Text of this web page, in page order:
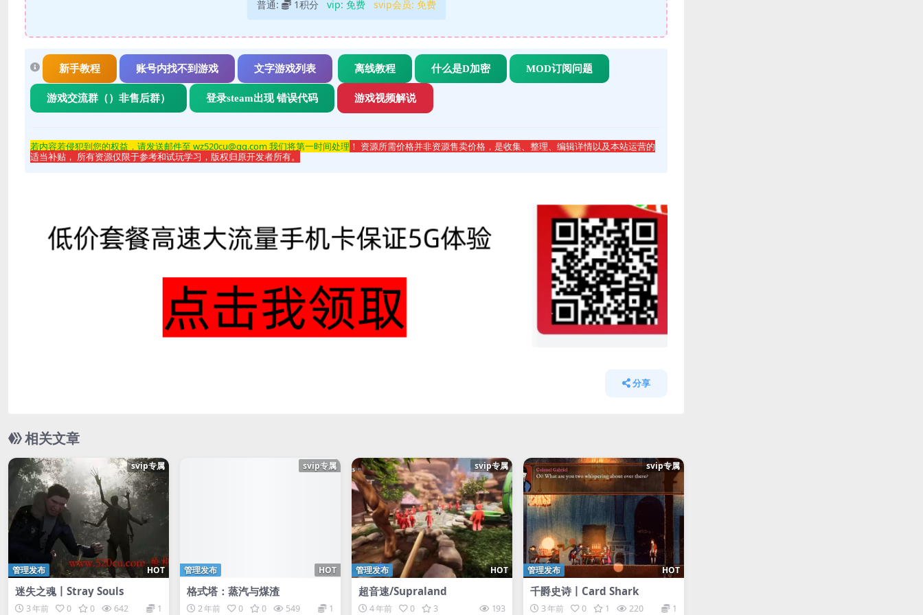
普通: 1积分 vip: 免费 svip会员: 免费
新手教程 账号内找不到游戏 文字游戏列表 离线教程 什么是D加密 MOD订阅问题
游戏交流群（）非售后群） 登录steam出现 错误代码 游戏视频解说
若内容若侵犯到您的权益，请发送邮件至 wz520cu@qq.com 我们将第一时间处理 ！ 资源所需价格并非资源售卖价格，是收集、整理、编辑详情以及本站运营的
适当补贴， 所有资源仅限于参考和试玩学习，版权归原开发者所有。
分享
相关文章
svip专属
HOT
管理发布
迷失之魂丨Stray Souls
3 年前 0 0 642 1
svip专属
HOT
管理发布
格式塔：蒸汽与煤渣
2 年前 0 0 549 1
svip专属
HOT
管理发布
超音速/Supraland
4 年前 0 3 193
svip专属
HOT
管理发布
千爵史诗丨Card Shark
3 年前 0 1 220 1